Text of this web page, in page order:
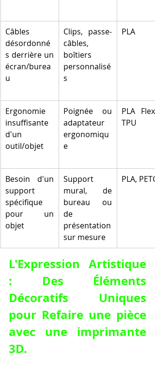
Câbles
désordonné
s derrière un
écran/burea
u
Clips, passe-
câbles,
boîtiers
personnalisé
s
PLA
Ergonomie
insuffisante
d'un
outil/objet
Poignée ou
adaptateur
ergonomiqu
e
PLA
TPU
Besoin d'un
support
spécifique
pour un
objet
Support
mural, de
bureau ou
de
présentation
sur mesure
PLA, PETG
L'Expression Artistique
: Des Éléments
Décoratifs Uniques
pour Refaire une pièce
avec une imprimante
3D.